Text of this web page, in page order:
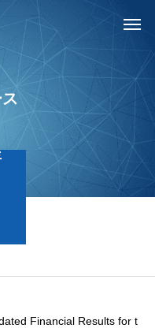
Financial Results for t